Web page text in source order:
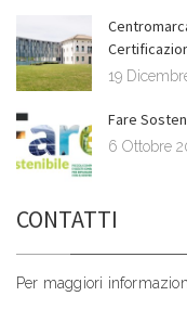
19
Fare
6 Ottobre
CONTATTI
Per maggiori